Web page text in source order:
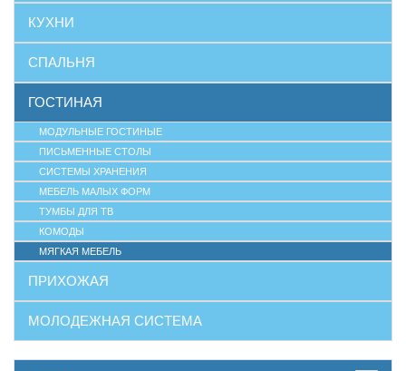
КУХНИ
СПАЛЬНЯ
ГОСТИНАЯ
МОДУЛЬНЫЕ ГОСТИНЫЕ
ПИСЬМЕННЫЕ СТОЛЫ
СИСТЕМЫ ХРАНЕНИЯ
МЕБЕЛЬ МАЛЫХ ФОРМ
ТУМБЫ ДЛЯ ТВ
КОМОДЫ
МЯГКАЯ МЕБЕЛЬ
ПРИХОЖАЯ
МОЛОДЕЖНАЯ СИСТЕМА